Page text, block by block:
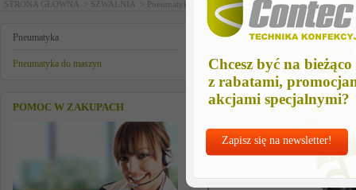
Chcesz być na bieżąco
z rabatami,
akcjami specjalnymi?
Zapisz się na newsletter!
STRONA GŁÓWNA > SZWALNIA > Pneumatyka > Pneumatyka do maszyn > lejek templex
Pneumatyka
Pneumatyka do maszyn
POMOC W ZAKUPACH
lejek templex